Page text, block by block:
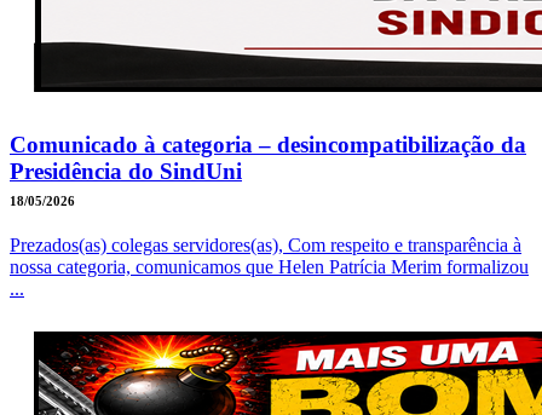
Comunicado à categoria – desincompatibilização da
Presidência do SindUni
18/05/2026
Prezados(as) colegas servidores(as), Com respeito e transparência à
nossa categoria, comunicamos que Helen Patrícia Merim formalizou
...